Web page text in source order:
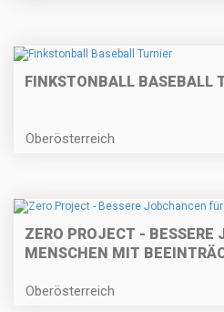
FINKSTONBALL BASEBALL
Oberösterreich
ZERO PROJECT - BESSERE
MENSCHEN MIT
Oberösterreich